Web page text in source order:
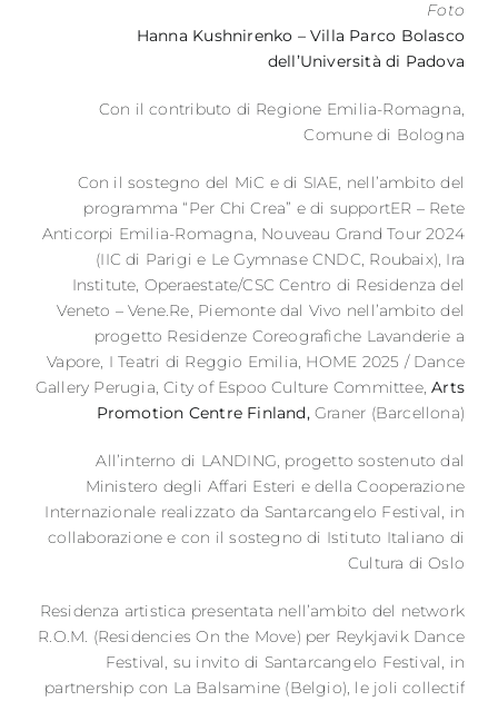
Foto
Hanna Kushnirenko – Villa Parco Bolasco
dell’Università di Padova
Con il contributo di Regione Emilia-Romagna,
Comune di Bologna
Con il sostegno del MiC e di SIAE, nell’ambito del
programma “Per Chi Crea” e di supportER – Rete
Anticorpi Emilia-Romagna, Nouveau Grand Tour 2024
(IIC di Parigi e Le Gymnase CNDC, Roubaix), Ira
Institute, Operaestate/CSC Centro di Residenza del
Veneto – Vene.Re, Piemonte dal Vivo nell’ambito del
progetto Residenze Coreografiche Lavanderie a
Vapore, I Teatri di Reggio Emilia, HOME 2025 / Dance
Gallery Perugia, City of Espoo Culture Committee,Arts
Promotion Centre Finland,Graner (Barcellona)
All’interno di LANDING, progetto sostenuto dal
Ministero degli Affari Esteri e della Cooperazione
Internazionale realizzato da Santarcangelo Festival, in
collaborazione e con il sostegno di Istituto Italiano di
Cultura di Oslo
Residenza artistica presentata nell’ambito del network
R.O.M. (Residencies On the Move) per Reykjavik Dance
Festival, su invito di Santarcangelo Festival, in
partnership con La Balsamine (Belgio), le joli collectif